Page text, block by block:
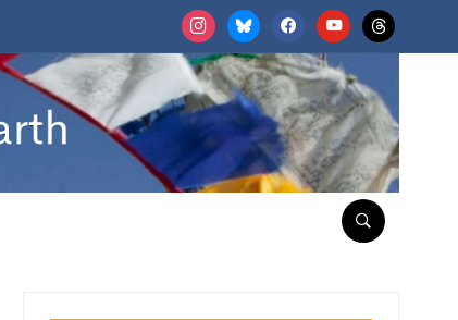
instagrambluesky facebookyoutubethreads